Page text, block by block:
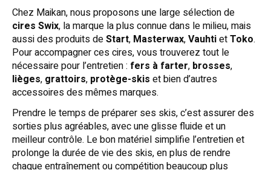
Chez Maikan, nous proposons une large sélection de
cires Swix, la marque la plus connue dans le milieu, mais
aussi des produits deStart, Masterwax,VauhtietToko.
Pour accompagner ces cires, vous trouverez tout le
nécessaire pour l’entretien : fers à farter, brosses,
lièges, grattoirs, protège-skis et bien d’autres
accessoires des mêmes marques.
Prendre le temps de préparer ses skis, c’est assurer des
sorties plus agréables, avec une glisse fluide et un
meilleur contrôle. Le bon matériel simplifie l’entretien et
prolonge la durée de vie des skis, en plus de rendre
chaque entraînement ou compétition beaucoup plus